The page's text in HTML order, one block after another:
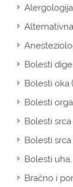
Alergologija
Bolesti
Bolesti oka
Bolesti
Bolesti srca
Bolesti
Bolesti
Bračno i